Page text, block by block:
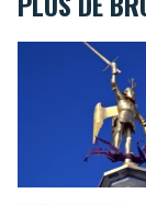
Qui es-tu Saint-